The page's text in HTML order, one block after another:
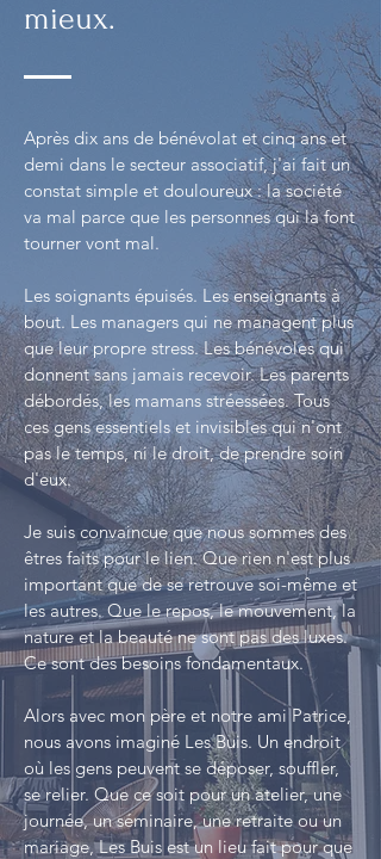
mieux.
Après dix ans de bénévolat et cinq ans et
demi dans le secteur associatif, j'ai fait un
constat simple et douloureux : la société
va mal parce que les personnes qui la font
tourner vont mal.
Les soignants épuisés. Les enseignants à
bout. Les managers qui ne managent plus
que leur propre stress. Les bénévoles qui
donnent sans jamais recevoir. Les parents
débordés, les mamans stréessées. Tous
ces gens essentiels et invisibles qui n'ont
pas le temps, ni le droit, de prendre soin
d'eux.
Je suis convaincue que nous sommes des
êtres faits pour le lien. Que rien n'est plus
important que de se retrouve soi-même et
les autres. Que le repos, le mouvement, la
nature et la beauté ne sont pas des luxes.
Ce sont des besoins fondamentaux.
Alors avec mon père et notre ami Patrice,
nous avons imaginé Les Buis. Un endroit
où les gens peuvent se déposer, souffler,
se relier. Que ce soit pour un atelier, une
journée, un séminaire, une retraite ou un
mariage, Les Buis est un lieu fait pour que